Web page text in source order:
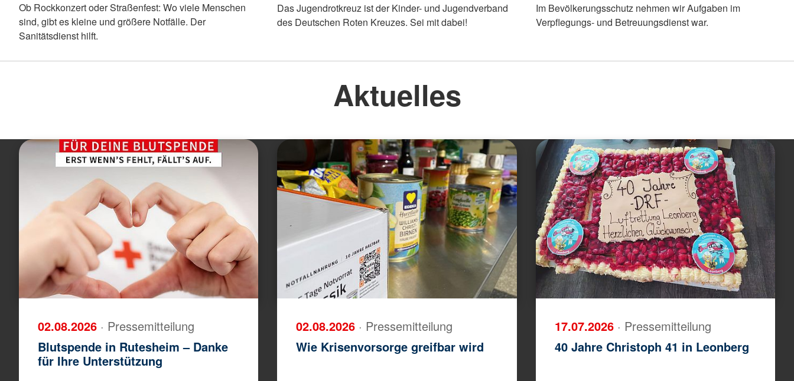
Ob Rockkonzert oder Straßenfest: Wo viele Menschen
sind, gibt es kleine und größere Notfälle. Der
Sanitätsdienst hilft.
Das Jugendrotkreuz ist der Kinder- und Jugendverband
des Deutschen Roten Kreuzes. Sei mit dabei!
Im Bevölkerungsschutz nehmen wir Aufgaben im
Verpflegungs- und Betreuungsdienst war.
Aktuelles
02.08.2026 · Pressemitteilung
Blutspende in Rutesheim – Danke
für Ihre Unterstützung
02.08.2026 · Pressemitteilung
Wie Krisenvorsorge greifbar wird
17.07.2026 · Pressemitteilung
40 Jahre Christoph 41 in Leonberg